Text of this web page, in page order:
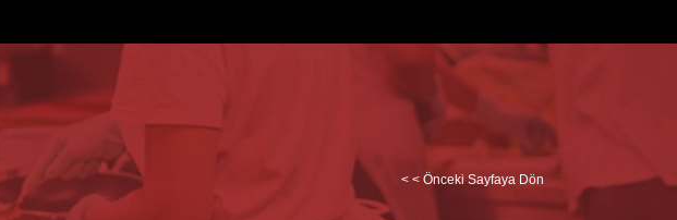
< < Önceki Sayfaya Dön